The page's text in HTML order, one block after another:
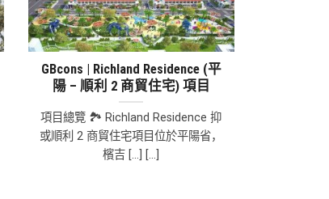
GBcons | Richland Residence (平
陽 – 順利 2 商貿住宅) 項目
項目總覽 🏞 Richland Residence 抑
或順利 2 商貿住宅項目位於平陽省，
檳吉 [...] [...]